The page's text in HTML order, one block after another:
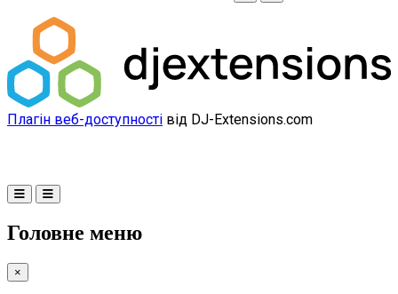
Плагін веб-доступності від DJ-Extensions.com
Головне меню
×